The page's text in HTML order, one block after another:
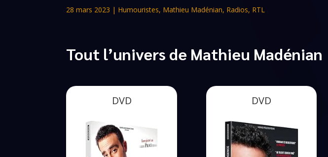
28 mars 2023 | Humouristes, Mathieu Madénian, Radios, RTL
Tout l’univers de Mathieu Madénian
DVD DVD